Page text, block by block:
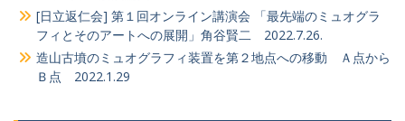
[日立返仁会] 第１回オンライン講演会 「最先端のミュオグラ
フィとそのアートへの展開」角谷賢二 2022.7.26.
造山古墳のミュオグラフィ装置を第２地点への移動 Ａ点から
Ｂ点 2022.1.29